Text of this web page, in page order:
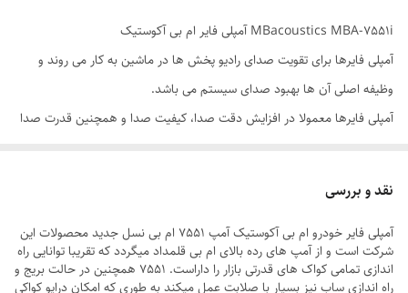
4400 وات
کلاس آمپیلی فایر AB
MBacoustics MBA-7551i آمپلی فایر ام بی آکوستیک
آمپلی فایرها برای تقویت صدای رادیو پخش ها در ماشین به کار می روند و
وظیفه اصلی آن ها بهبود صدای سیستم می باشد.
آمپلی فایرها معمولا در افزایش دقت صدا، کیفیت صدا و همچنین قدرت صدا
اینترنتی پایونیرا استفاده از آمپلی فایر را برای سیستم شما پیشنهاد میکند.
گارانتی 1 ساله شرکت ام بی آکوستیک
حداکثر قدرت 4 اهم: 4 عدد 1100 وات ( 4400 وات)
نقد و بررسی
آمپلی‌ فایر خودرو ام‌ بی آکوستیک آمپ 7551 ام بی نسل جدید محصولات این
شرکت است و از آمپ های رده بالای ام بی قلمداد میگردد که تقریبا توانایی راه
اندازی تمامی کواک های قدرتی بازار را داراست. 7551 همچنین در حالت بریج و
راه اندازی ساب نیز بسیار با صلابت عمل میکند به طوری که امکان درایو کواکی